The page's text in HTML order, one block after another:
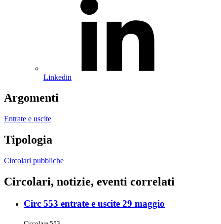
Linkedin
Argomenti
Entrate e uscite
Tipologia
Circolari pubbliche
Circolari, notizie, eventi correlati
Circ 553 entrate e uscite 29 maggio